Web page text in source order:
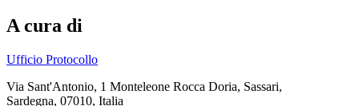
A cura di
Ufficio Protocollo
Via Sant'Antonio, 1 Monteleone Rocca Doria, Sassari,
Sardegna, 07010, Italia